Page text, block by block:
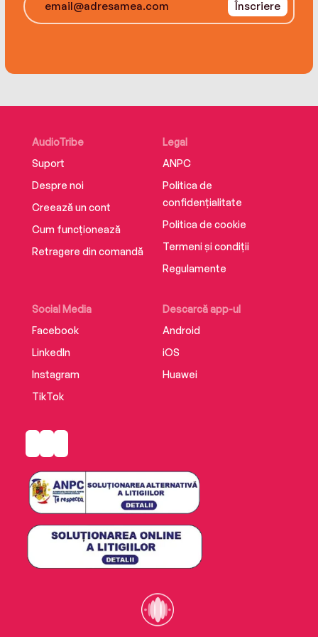
Înscriere
AudioTribe
Suport
Despre noi
Creează un cont
Cum funcționează
Retragere din comandă
Social Media
Facebook
LinkedIn
Instagram
TikTok
Descarcă app-ul
Android
iOS
Huawei
Legal
ANPC
Politica de
confidențialitate
Politica de cookie
Termeni și condiții
Regulamente